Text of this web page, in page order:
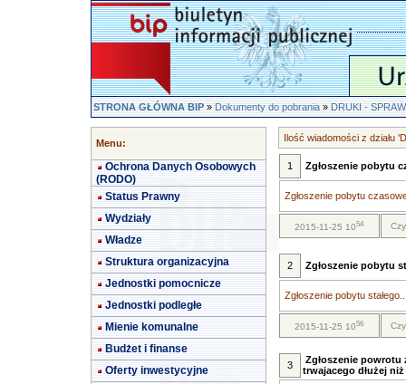
STRONA GŁÓWNA BIP»Dokumenty do pobrania»DRUKI -
Menu:
Ochrona Danych Osobowych
(RODO)
Status Prawny
Wydziały
Władze
Struktura organizacyjna
Jednostki pomocnicze
Jednostki podległe
Mienie komunalne
Budżet i finanse
Oferty inwestycyjne
Ilość wiadomości z działu
1 Zgłoszenie pobytu
Zgłoszenie pobytu
2015-11-25 1054
2 Zgłoszenie pobytu
Zgłoszenie pobytu
2015-11-25 1056
3
Zgłoszenie
trwajacego dłużej